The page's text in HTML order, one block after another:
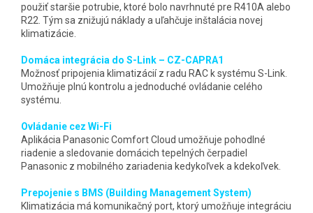
použiť staršie potrubie, ktoré bolo navrhnuté pre R410A alebo
R22. Tým sa znižujú náklady a uľahčuje inštalácia novej
klimatizácie.
Domáca integrácia do S-Link – CZ-CAPRA1
Možnosť pripojenia klimatizácií z radu RAC k systému S-Link.
Umožňuje plnú kontrolu a jednoduché ovládanie celého
systému.
Ovládanie cez Wi-Fi
Aplikácia Panasonic Comfort Cloud umožňuje pohodlné
riadenie a sledovanie domácich tepelných čerpadiel
Panasonic z mobilného zariadenia kedykoľvek a kdekoľvek.
Prepojenie s BMS (Building Management System)
Klimatizácia má komunikačný port, ktorý umožňuje integráciu